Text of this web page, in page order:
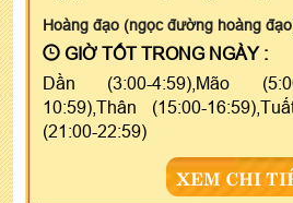
Hoàng đạo (ngọc đường hoàng
GIỜ TỐT TRONG NGÀY :
Dần (3:00-4:59),Mão
10:59),Thân (15:00-
(21:00-22:59)
XEM CHI